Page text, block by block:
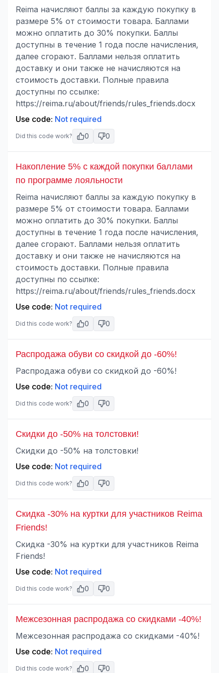
Reima начисляют баллы за каждую покупку в
размере 5% от стоимости товара. Баллами
можно оплатить до 30% покупки. Баллы
доступны в течение 1 года после начисления,
далее сгорают. Баллами нельзя оплатить
доставку и они также не начисляются на
стоимость доставки. Полные правила
доступны по ссылке:
https://reima.ru/about/friends/rules_friends.docx
Use code: Not required
Did this code work? 0 0
Накопление 5% с каждой покупки баллами
по программе лояльности
Reima начисляют баллы за каждую покупку в
размере 5% от стоимости товара. Баллами
можно оплатить до 30% покупки. Баллы
доступны в течение 1 года после начисления,
далее сгорают. Баллами нельзя оплатить
доставку и они также не начисляются на
стоимость доставки. Полные правила
доступны по ссылке:
https://reima.ru/about/friends/rules_friends.docx
Use code: Not required
Did this code work? 0 0
Распродажа обуви со скидкой до -60%!
Распродажа обуви со скидкой до -60%!
Use code: Not required
Did this code work? 0 0
Скидки до -50% на толстовки!
Скидки до -50% на толстовки!
Use code: Not required
Did this code work? 0 0
Скидка -30% на куртки для участников Reima
Friends!
Скидка -30% на куртки для участников Reima
Friends!
Use code: Not required
Did this code work? 0 0
Межсезонная распродажа со скидками -40%!
Межсезонная распродажа со скидками -40%!
Use code: Not required
Did this code work? 0 0